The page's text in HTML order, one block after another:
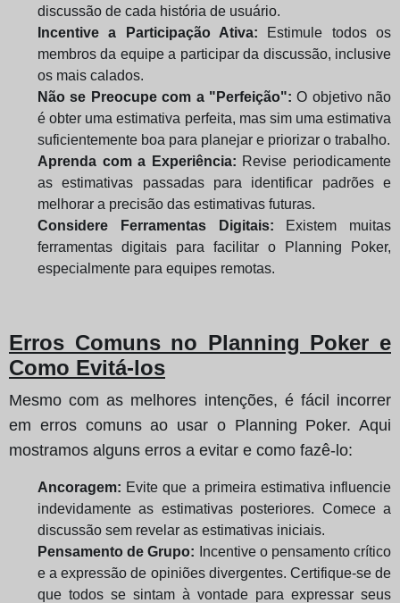
discussão de cada história de usuário.
Incentive a Participação Ativa: Estimule todos os
membros da equipe a participar da discussão, inclusive
os mais calados.
Não se Preocupe com a "Perfeição": O objetivo não
é obter uma estimativa perfeita, mas sim uma estimativa
suficientemente boa para planejar e priorizar o trabalho.
Aprenda com a Experiência: Revise periodicamente
as estimativas passadas para identificar padrões e
melhorar a precisão das estimativas futuras.
Considere Ferramentas Digitais: Existem muitas
ferramentas digitais para facilitar o Planning Poker,
especialmente para equipes remotas.
Erros Comuns no Planning Poker e
Como Evitá-los
Mesmo com as melhores intenções, é fácil incorrer
em erros comuns ao usar o Planning Poker. Aqui
mostramos alguns erros a evitar e como fazê-lo:
Ancoragem: Evite que a primeira estimativa influencie
indevidamente as estimativas posteriores. Comece a
discussão sem revelar as estimativas iniciais.
Pensamento de Grupo: Incentive o pensamento crítico
e a expressão de opiniões divergentes. Certifique-se de
que todos se sintam à vontade para expressar seus